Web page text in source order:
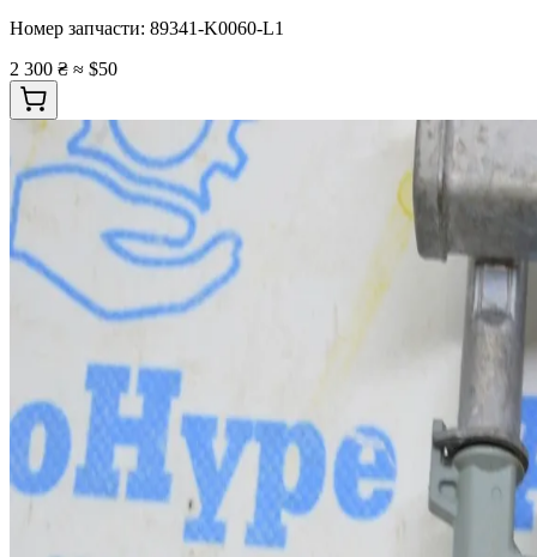
Номер запчасти: 89341-K0060-L1
2 300 ₴ ≈ $50